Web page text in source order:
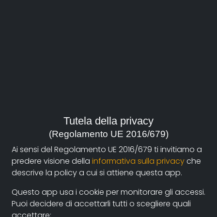
francescoragazzi@hotmail.com
Film su documentando
Banliyo- Banlieue,MERICA
Bio
Francesco Ragazzi è nato a Santiago del Cile nel 1980,
Tutela della privacy
(Regolamento UE 2016/679)
Ai sensi del Regolamento UE 2016/679 ti invitiamo a
predere visione della informativa sulla privacyche
descrive la policy a cui si attiene questa app.
Questo app usa i cookie per monitorare gli accessi.
Puoi decidere di accettarli tutti o scegliere quali